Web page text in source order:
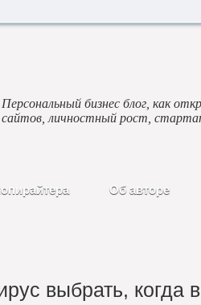
выбрать, когда
Персональный бизнес блог, как
сайтов, личностный рост,
Об авторе